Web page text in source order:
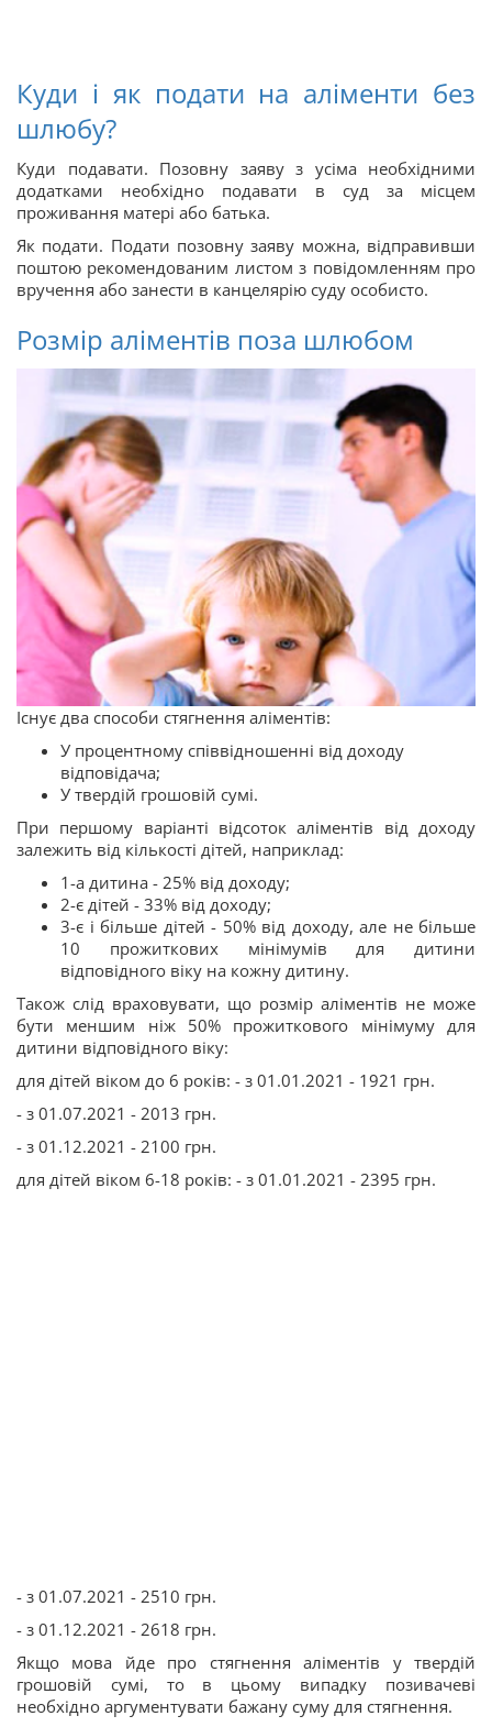
Куди і як подати на аліменти без
шлюбу?
Куди подавати. Позовну заяву з усіма необхідними
додатками необхідно подавати в суд за місцем
проживання матері або батька.
Як подати. Подати позовну заяву можна, відправивши
поштою рекомендованим листом з повідомленням про
вручення або занести в канцелярію суду особисто.
Розмір аліментів поза шлюбом
Існує два способи стягнення аліментів:
У процентному співвідношенні від доходу
відповідача;
У твердій грошовій сумі.
При першому варіанті відсоток аліментів від доходу
залежить від кількості дітей, наприклад:
1-а дитина - 25% від доходу;
2-є дітей - 33% від доходу;
3-є і більше дітей - 50% від доходу, але не більше
10 прожиткових мінімумів для дитини
відповідного віку на кожну дитину.
Також слід враховувати, що розмір аліментів не може
бути меншим ніж 50% прожиткового мінімуму для
дитини відповідного віку:
для дітей віком до 6 років: - з 01.01.2021 - 1921 грн.
- з 01.07.2021 - 2013 грн.
- з 01.12.2021 - 2100 грн.
для дітей віком 6-18 років: - з 01.01.2021 - 2395 грн.
- з 01.07.2021 - 2510 грн.
- з 01.12.2021 - 2618 грн.
Якщо мова йде про стягнення аліментів у твердій
грошовій сумі, то в цьому випадку позивачеві
необхідно аргументувати бажану суму для стягнення.